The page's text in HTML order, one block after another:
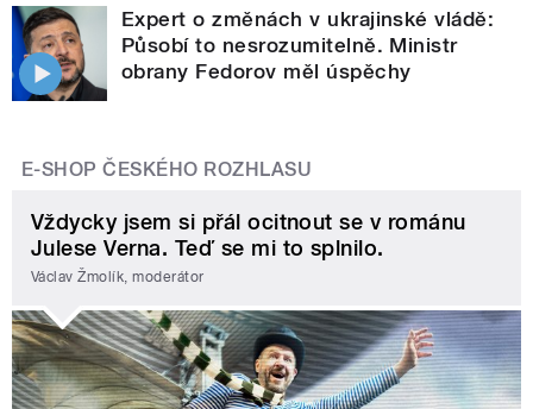
Expert o změnách v ukrajinské vládě:
Působí to nesrozumitelně. Ministr
obrany Fedorov měl úspěchy
E-SHOP ČESKÉHO ROZHLASU
Vždycky jsem si přál ocitnout se v románu
Julese Verna. Teď se mi to splnilo.
Václav Žmolík, moderátor